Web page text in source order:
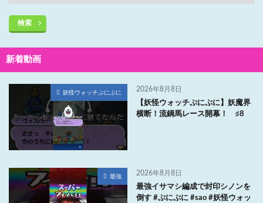
検索
新着動画
妖怪ウォッチぷにぷに 2026年8月8日
【妖怪ウォッチぷにぷに】妖魔界
横断！流鏑馬レース開幕！ ♯8
最強 2026年8月8日
最強イサマシ編成で封印シノンを
倒す #ぷにぷに #sao #妖怪ウォッ